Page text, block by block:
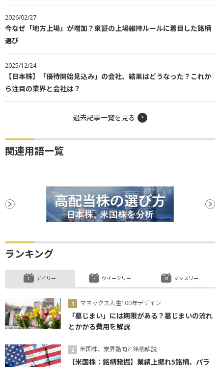
2026/02/27
今なぜ「地方上場」が増加？東証の上場維持ルールに着目した銘柄
選び
2025/12/24
【日本株】「優待開始見込み」の会社、結果はどうなった？これか
ら注目の業界と会社は？
過去記事一覧を見る
関連用語一覧
ランキング
デイリー
マネックス人生100年デザイン
「墓じまい」には期限がある？墓じまいの流れ
とかかる費用を解説
米国株、業界動向と銘柄解説
【米国株：銘柄発掘】業績上振れ5銘柄、パラ
ウイークリー マンスリー